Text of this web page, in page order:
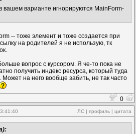
вашем варианте игнорируются MainForm-
-- тоже элемент и тоже создается при
на родителей я не использую, тк
вопрос с курсором. Я че-то пока не
получить индекс ресурса, который туда
Может на него вообще забить, не так часто
0
ЛС | профиль | цитата